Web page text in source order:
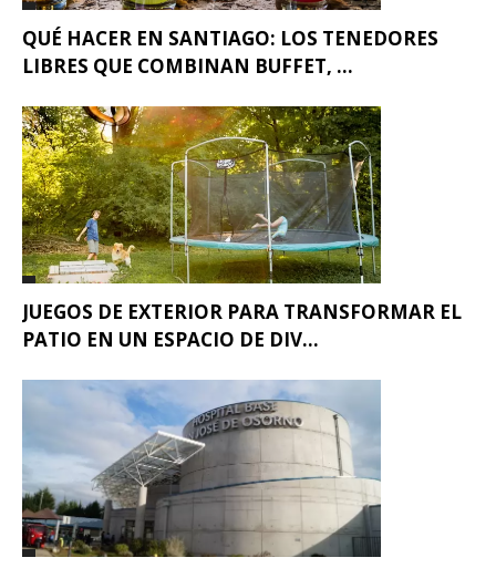
QUÉ HACER EN SANTIAGO: LOS TENEDORES
LIBRES QUE COMBINAN BUFFET, ...
JUEGOS DE EXTERIOR PARA TRANSFORMAR EL
PATIO EN UN ESPACIO DE DIV...